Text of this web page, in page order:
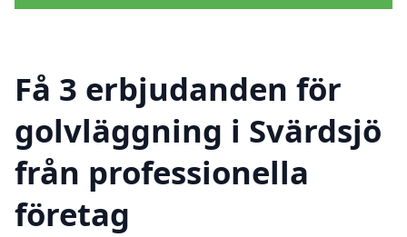
Få 3 erbjudanden för
golvläggning i Svärdsjö
från professionella
företag